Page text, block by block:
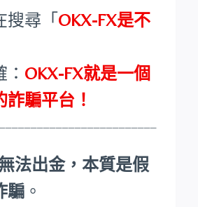
搜尋「 OKX-FX是不
OKX-FX就是一個
騙平台！
法出金，本質是假
騙 。